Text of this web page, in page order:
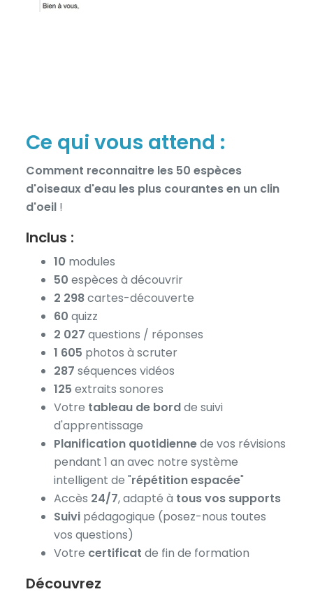
Ce qui vous attend :
Comment reconnaitre les 50 espèces
d'oiseaux d'eau les plus courantes en un clin
d'oeil !
Inclus :
10 modules
50 espèces à découvrir
2 298cartes-découverte
60 quizz
2 027 questions / réponses
1 605 photos à scruter
287 séquences vidéos
125 extraits sonores
Votre tableau de bordde suivi
d'apprentissage
Planification quotidiennede vos révisions
pendant 1 an avec notre système
intelligent de "répétition espacée"
Accès 24/7, adapté à tous vos supports
Suivi pédagogique (posez-nous toutes
vos questions)
Votre certificat de fin de formation
Découvrez